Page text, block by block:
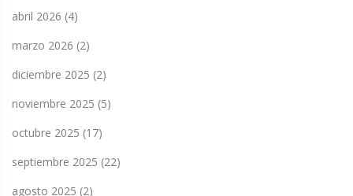
abril 2026 (4)
marzo 2026 (2)
diciembre 2025 (2)
noviembre 2025 (5)
octubre 2025 (17)
septiembre 2025 (22)
agosto 2025 (2)